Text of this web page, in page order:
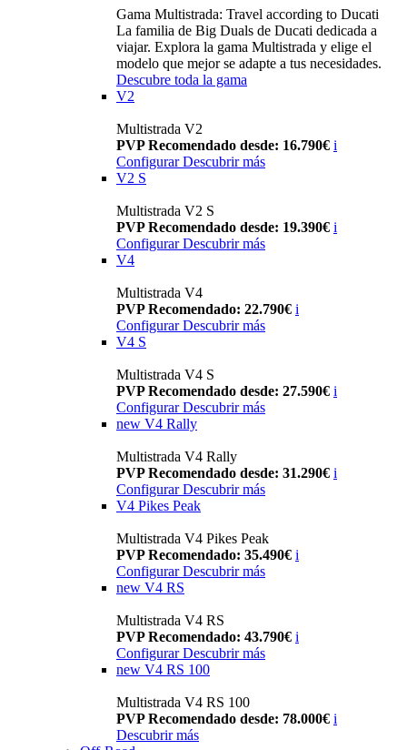
Gama Multistrada: Travel according to Ducati
La familia de Big Duals de Ducati dedicada a
viajar. Explora la gama Multistrada y elige el
modelo que mejor se adapte a tus necesidades.
Descubre toda la gama
V2
Multistrada V2
PVP Recomendado desde: 16.790€ i
Configurar Descubrir más
V2 S
Multistrada V2 S
PVP Recomendado desde: 19.390€ i
Configurar Descubrir más
V4
Multistrada V4
PVP Recomendado: 22.790€ i
Configurar Descubrir más
V4 S
Multistrada V4 S
PVP Recomendado desde: 27.590€ i
Configurar Descubrir más
new V4 Rally
Multistrada V4 Rally
PVP Recomendado desde: 31.290€ i
Configurar Descubrir más
V4 Pikes Peak
Multistrada V4 Pikes Peak
PVP Recomendado: 35.490€ i
Configurar Descubrir más
new V4 RS
Multistrada V4 RS
PVP Recomendado: 43.790€ i
ConfigurarDescubrir más
new V4 RS 100
Multistrada V4 RS 100
PVP Recomendado desde: 78.000€ i
Descubrir más